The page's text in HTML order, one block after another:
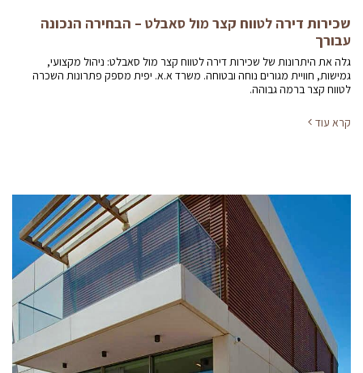
שכירות דירה לטווח קצר מול סאבלט – הבחירה הנכונה
עבורך
גלה את היתרונות של שכירות דירה לטווח קצר מול סאבלט: ניהול מקצועי,
גמישות, חוויית מגורים נוחה ובטוחה. משרד א.א. יפית מספק פתרונות השכרה
לטווח קצר ברמה גבוהה.
קרא עוד